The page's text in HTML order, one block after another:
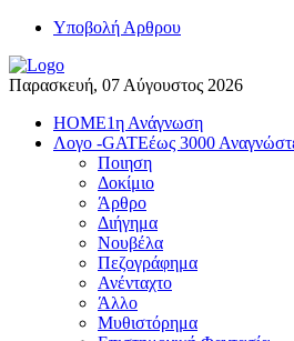
Yποβολή Αρθρου
Παρασκευή, 07 Αύγουστος 2026
HOME1η Ανάγνωση
Λογο -GATEέως 3000
Ποιηση
Δοκίμιο
Άρθρο
Διήγημα
Νουβέλα
Πεζογράφημα
Ανένταχτο
Άλλο
Μυθιστόρημα